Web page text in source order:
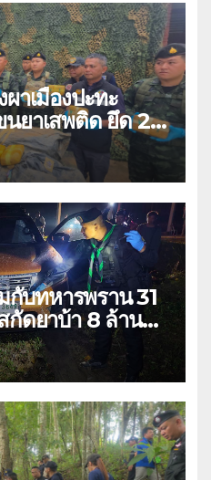
ผาเมืองปะทะ
ยาเสพติด ยึด 2
กับทหารพราน 31
กัดยาบ้า 8 ล้าน
แซ่ลี